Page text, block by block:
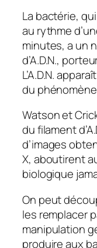
La bactérie,
au rythme
minutes, a un
d’A.D.N.,
L’A.D.N.
du
Watson et
du filament
d’images
X, aboutirent
biologique
On peut
les remplacer
manipulation
produire aux